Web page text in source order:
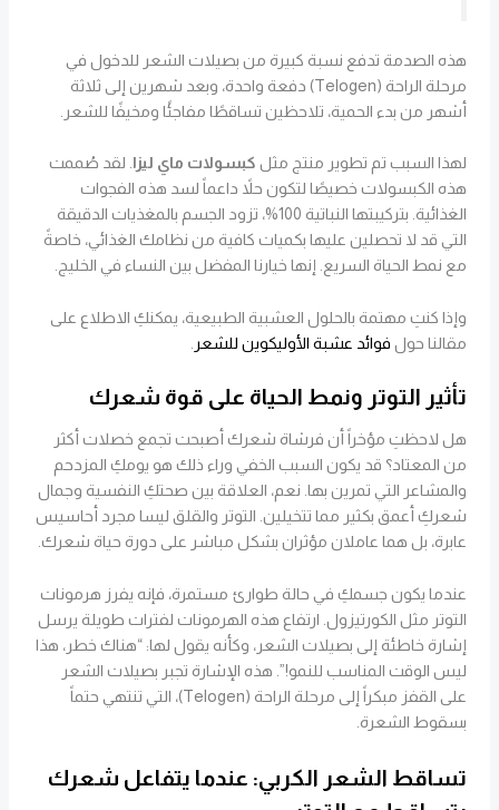
هذه الصدمة تدفع نسبة كبيرة من بصيلات الشعر للدخول في
مرحلة الراحة (Telogen) دفعة واحدة، وبعد شهرين إلى ثلاثة
أشهر من بدء الحمية، تلاحظين تساقطًا مفاجئًا ومخيفًا للشعر.
لهذا السبب تم تطوير منتج مثل كبسولات ماي ليزا. لقد صُممت
هذه الكبسولات خصيصًا لتكون حلاً داعماً لسد هذه الفجوات
الغذائية. بتركيبتها النباتية 100%، تزود الجسم بالمغذيات الدقيقة
التي قد لا تحصلين عليها بكميات كافية من نظامك الغذائي، خاصةً
مع نمط الحياة السريع. إنها خيارنا المفضل بين النساء في الخليج.
وإذا كنتِ مهتمة بالحلول العشبية الطبيعية، يمكنكِ الاطلاع على
مقالنا حول فوائد عشبة الأوليكوين للشعر
تأثير التوتر ونمط الحياة على قوة شعرك
هل لاحظتِ مؤخراً أن فرشاة شعرك أصبحت تجمع خصلات أكثر
من المعتاد؟ قد يكون السبب الخفي وراء ذلك هو يومكِ المزدحم
والمشاعر التي تمرين بها. نعم، العلاقة بين صحتكِ النفسية وجمال
شعركِ أعمق بكثير مما تتخيلين. التوتر والقلق ليسا مجرد أحاسيس
عابرة، بل هما عاملان مؤثران بشكل مباشر على دورة حياة شعرك.
عندما يكون جسمكِ في حالة طوارئ مستمرة، فإنه يفرز هرمونات
التوتر مثل الكورتيزول. ارتفاع هذه الهرمونات لفترات طويلة يرسل
إشارة خاطئة إلى بصيلات الشعر، وكأنه يقول لها: “هناك خطر، هذا
ليس الوقت المناسب للنمو!”. هذه الإشارة تجبر بصيلات الشعر
على القفز مبكراً إلى مرحلة الراحة (Telogen)، التي تنتهي حتماً
بسقوط الشعرة.
تساقط الشعر الكربي: عندما يتفاعل شعرك